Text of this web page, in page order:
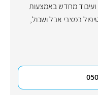
מחדש באמצעות
במצבי אבל ושכול,